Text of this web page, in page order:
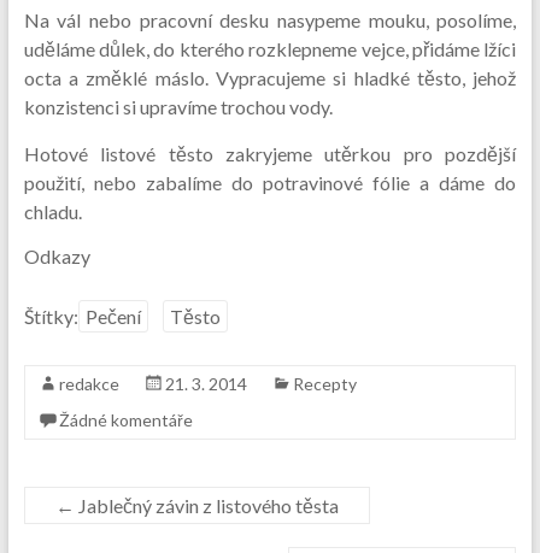
Na vál nebo pracovní desku nasypeme mouku, posolíme,
uděláme důlek, do kterého rozklepneme vejce, přidáme lžíci
octa a změklé máslo. Vypracujeme si hladké těsto, jehož
konzistenci si upravíme trochou vody.
Hotové listové těsto zakryjeme utěrkou pro pozdější
použití, nebo zabalíme do potravinové fólie a dáme do
chladu.
Odkazy
Štítky: Pečení Těsto
redakce 21. 3. 2014
Recepty
Žádné komentáře
← Jablečný závin z listového těsta